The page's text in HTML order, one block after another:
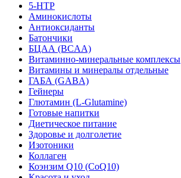
5-HTP
Аминокислоты
Антиоксиданты
Батончики
БЦАА (BCAA)
Витаминно-минеральные комплексы
Витамины и минералы отдельные
ГАБА (GABA)
Гейнеры
Глютамин (L-Glutamine)
Готовые напитки
Диетическое питание
Здоровье и долголетие
Изотоники
Коллаген
Коэнзим Q10 (CoQ10)